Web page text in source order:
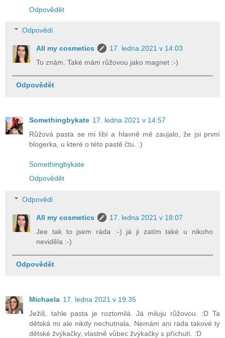
Odpovědět
Odpovědi
All my cosmetics
17. ledna 2021 v 14:03
To znám. Také mám růžovou jako magnet :-)
Odpovědět
Somethingbykate 17. ledna 2021 v 14:57
Růžová pasta se mi líbí a hlavně mě zaujalo, že jsi první
blogerka, u které o této pastě čtu. :)
Somethingbykate
Odpovědět
Odpovědi
All my cosmetics
17. ledna 2021 v 18:07
Jee tak to jsem ráda :-) já ji zatím také u nikoho
neviděla :-)
Odpovědět
Michaela 17. ledna 2021 v 19:35
Ježiš, tahle pasta je roztomilá. Já miluju růžovou. :D Ta
dětská mi ale nikdy nechutnala. Nemám ani ráda takové ty
dětské žvýkačky, vlastně vůbec žvýkačky s příchutí. :D